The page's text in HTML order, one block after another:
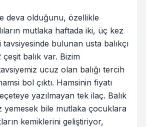
deva olduğunu, özellikle
mutlaka haftada iki, üç kez
tavsiyesinde bulunan usta balıkçı
çeşit balık var. Bizim
ucuz olan balığı tercih
bol çıktı. Hamsinin fiyatı
yazılmayan tek ilaç. Balık
yemesek bile mutlaka çocuklara
kemiklerini geliştiriyor,